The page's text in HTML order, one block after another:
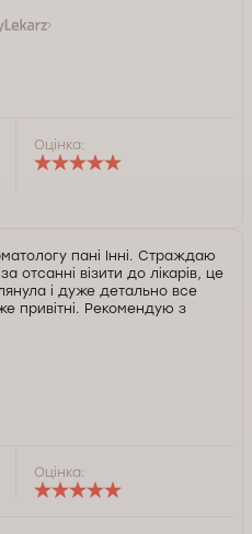
Оцінка:
пані Інні. Страждаю
отсанні візити до лікарів, це
і дуже детально все
привітні. Рекомендую з
за позитивний
приємно, що Ви
Оцінка: